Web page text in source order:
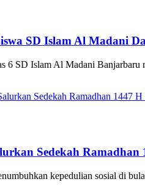
SD Islam Al Madani
SD Islam Al Madani Banjarbaru
Sedekah Ramadhan
kepedulian sosial di